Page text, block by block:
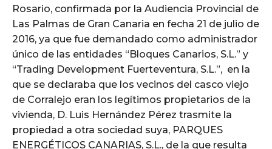
Rosario, confirmada por la Audiencia Provincial de
Las Palmas de Gran Canaria en fecha 21 de julio de
2016, ya que fue demandado como administrador
único de las entidades “Bloques Canarios, S.L.” y
“Trading Development Fuerteventura, S.L.”, en la
que se declaraba que los vecinos del casco viejo
de Corralejo eran los legítimos propietarios de la
vivienda, D. Luis Hernández Pérez trasmite la
propiedad a otra sociedad suya, PARQUES
ENERGÉTICOS CANARIAS, S.L., de la que resulta